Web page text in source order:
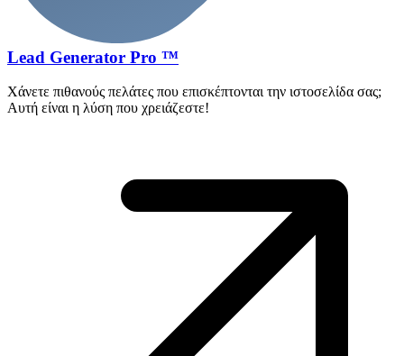
Lead Generator Pro ™
Χάνετε πιθανούς πελάτες που επισκέπτονται την ιστοσελίδα σας;
Αυτή είναι η λύση που χρειάζεστε!